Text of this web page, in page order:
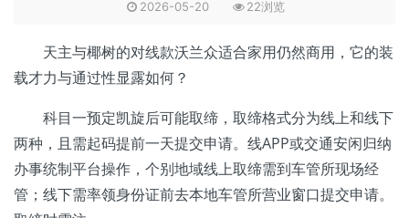
2026-05-20 22浏览
天主与椰树的对线款沃兰众适合家用仍然商用，它的装
载才力与通过性显露如何？
科目一预定凯旋后可能取缔，取缔格式分为线上和线下
两种，且需起码提前一天提交申请。线APP或交通安闲归纳
办事统制平台操作，个别地域线上取缔需到车管所现场经
管；线下需率领身份证前去本地车管所营业窗口提交申请。